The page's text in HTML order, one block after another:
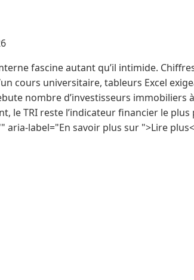
fascine autant qu’il intimide.
cours universitaire, tableurs Excel
nombre d’investisseurs immobiliers
le TRI reste l’indicateur financier le
aria-label="En savoir plus sur ">Lire